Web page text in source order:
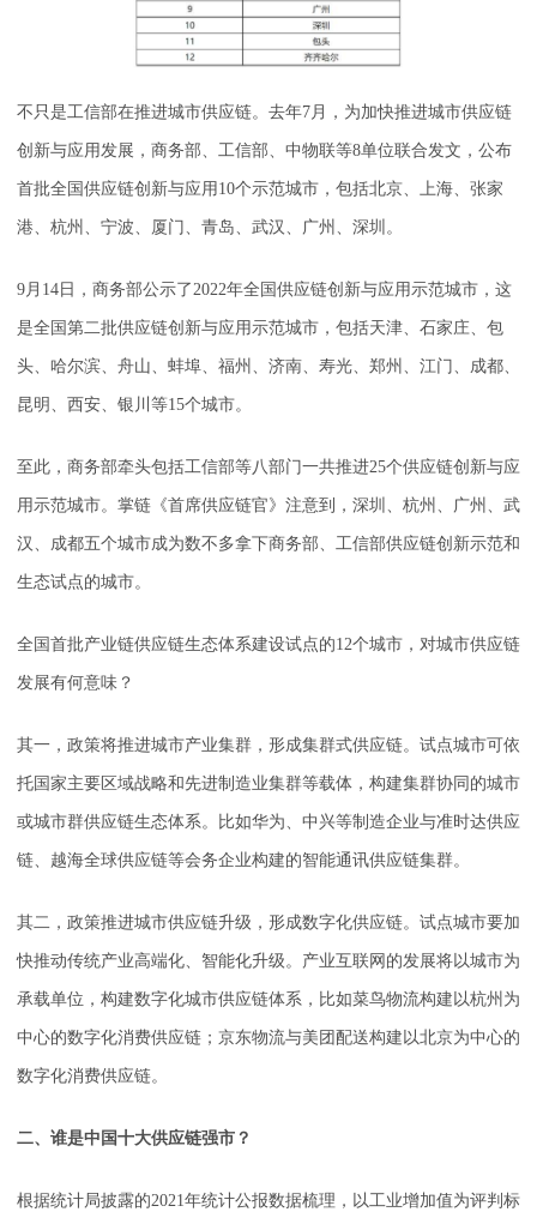
不只是工信部在推进城市供应链。去年7月，为加快推进城市供应链
创新与应用发展，商务部、工信部、中物联等8单位联合发文，公布
首批全国供应链创新与应用10个示范城市，包括北京、上海、张家
港、杭州、宁波、厦门、青岛、武汉、广州、深圳。
9月14日，商务部公示了2022年全国供应链创新与应用示范城市，这
是全国第二批供应链创新与应用示范城市，包括天津、石家庄、包
头、哈尔滨、舟山、蚌埠、福州、济南、寿光、郑州、江门、成都、
昆明、西安、银川等15个城市。
至此，商务部牵头包括工信部等八部门一共推进25个供应链创新与应
用示范城市。掌链《首席供应链官》注意到，深圳、杭州、广州、武
汉、成都五个城市成为数不多拿下商务部、工信部供应链创新示范和
生态试点的城市。
全国首批产业链供应链生态体系建设试点的12个城市，对城市供应链
发展有何意味？
其一，政策将推进城市产业集群，形成集群式供应链。试点城市可依
托国家主要区域战略和先进制造业集群等载体，构建集群协同的城市
或城市群供应链生态体系。比如华为、中兴等制造企业与准时达供应
链、越海全球供应链等会务企业构建的智能通讯供应链集群。
其二，政策推进城市供应链升级，形成数字化供应链。试点城市要加
快推动传统产业高端化、智能化升级。产业互联网的发展将以城市为
承载单位，构建数字化城市供应链体系，比如菜鸟物流构建以杭州为
中心的数字化消费供应链；京东物流与美团配送构建以北京为中心的
数字化消费供应链。
二、谁是中国十大供应链强市？
根据统计局披露的2021年统计公报数据梳理，以工业增加值为评判标